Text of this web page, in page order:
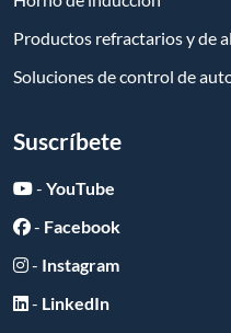
Productos refractarios y de
Soluciones de control de
Suscríbete
- YouTube
- Facebook
- Instagram
- LinkedIn